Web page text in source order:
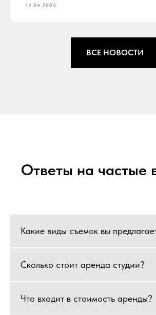
12.04.2025
ВСЕ НОВОСТИ
Ответы на частые
Какие виды съемок вы
Сколько стоит аренда студии?
Что входит в стоимость аренды?